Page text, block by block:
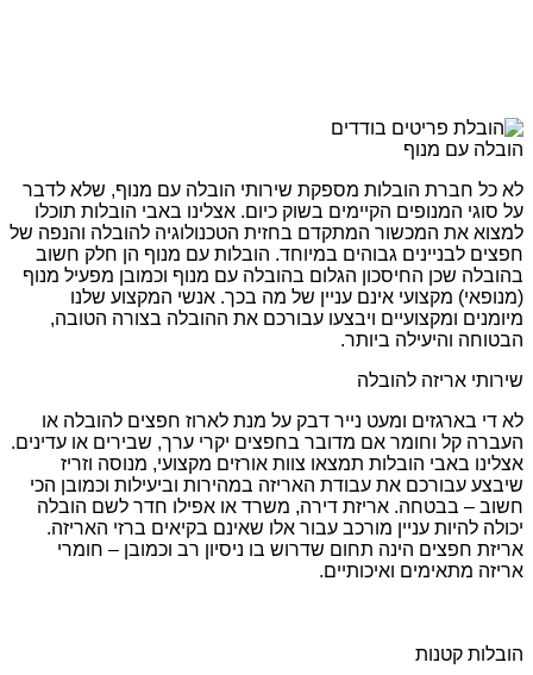
הובלה עם מנוף
לא כל חברת הובלות מספקת שירותי הובלה עם מנוף, שלא לדבר
על סוגי המנופים הקיימים בשוק כיום. אצלינו באבי הובלות תוכלו
למצוא את המכשור המתקדם בחזית הטכנולוגיה להובלה והנפה של
חפצים לבניינים גבוהים במיוחד. הובלות עם מנוף הן חלק חשוב
בהובלה שכן החיסכון הגלום בהובלה עם מנוף וכמובן מפעיל מנוף
(מנופאי) מקצועי אינם עניין של מה בכך. אנשי המקצוע שלנו
מיומנים ומקצועיים ויבצעו עבורכם את ההובלה בצורה הטובה,
הבטוחה והיעילה ביותר.
שירותי אריזה להובלה
לא די בארגזים ומעט נייר דבק על מנת לארוז חפצים להובלה או
העברה קל וחומר אם מדובר בחפצים יקרי ערך, שבירים או עדינים.
אצלינו באבי הובלות תמצאו צוות אורזים מקצועי, מנוסה וזריז
שיבצע עבורכם את עבודת האריזה במהירות וביעילות וכמובן הכי
חשוב – בבטחה. אריזת דירה, משרד או אפילו חדר לשם הובלה
יכולה להיות עניין מורכב עבור אלו שאינם בקיאים ברזי האריזה.
אריזת חפצים הינה תחום שדרוש בו ניסיון רב וכמובן – חומרי
אריזה מתאימים ואיכותיים.
הובלות קטנות